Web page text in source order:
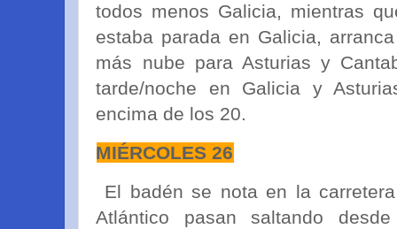
todos menos Galicia, mientras
estaba parada en Galicia,
más nube para Asturias y
tarde/noche en Galicia y
encima de los 20.
MIÉRCOLES 26
El badén se nota en la
Atlántico pasan saltando